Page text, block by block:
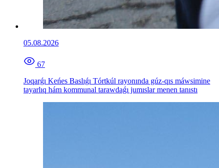
05.08.2026
67
Joqarǵı Keńes Baslıǵı Tórtkúl rayonında gúz-qıs máwsimine
tayarlıq hám kommunal tarawdaǵı jumıslar menen tanıstı